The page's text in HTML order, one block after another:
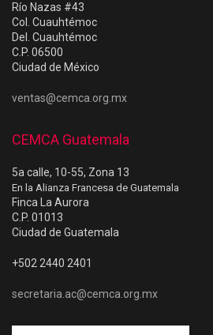
Río Nazas #43
Col. Cuauhtémoc
Del. Cuauhtémoc
C.P. 06500
Ciudad de México
ventas@cemca.org.mx
CEMCA Guatemala
5a calle, 10-55, Zona 13
En la Alianza Francesa de Guatemala
Finca La Aurora
C.P. 01013
Ciudad de Guatemala
+502 2440 2401
secretaria.ac@cemca.org.mx